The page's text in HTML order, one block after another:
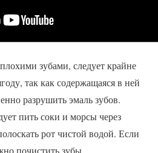
зубами, следует крайне
так как содержащаяся в ней
разрушить эмаль зубов.
пить соки и морсы через
рот чистой водой. Если
почистить зубы.